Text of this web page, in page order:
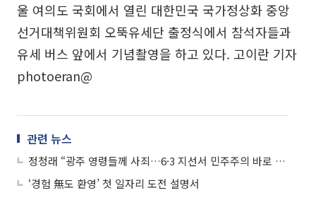
울 여의도 국회에서 열린 대한민국 국가정상화 중앙
선거대책위원회 오뚝유세단 출정식에서 참석자들과
유세 버스 앞에서 기념촬영을 하고 있다. 고이란 기자
photoeran@
관련 뉴스
정청래 “광주 영령들께 사죄…6·3 지선서 민주주의 바로 세울 것”
‘경험 無도 환영’ 첫 일자리 도전 설명서